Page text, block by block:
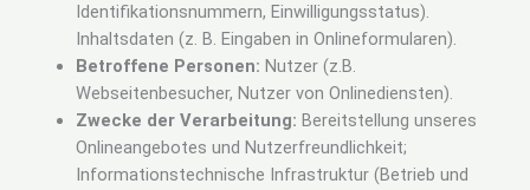
Identifikationsnummern, Einwilligungsstatus).
Inhaltsdaten (z. B. Eingaben in Onlineformularen).
Betroffene Personen: Nutzer (z.B.
Webseitenbesucher, Nutzer von Onlinediensten).
Zwecke der Verarbeitung: Bereitstellung unseres
Onlineangebotes und Nutzerfreundlichkeit;
Informationstechnische Infrastruktur (Betrieb und